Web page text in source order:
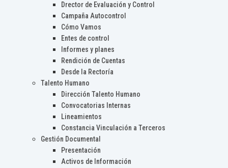
Drector de Evaluación y Control
Campaña Autocontrol
Cómo Vamos
Entes de control
Informes y planes
Rendición de Cuentas
Desde la Rectoría
Talento Humano
Dirección Talento Humano
Convocatorias Internas
Lineamientos
Constancia Vinculación a Terceros
Gestión Documental
Presentación
Activos de Información